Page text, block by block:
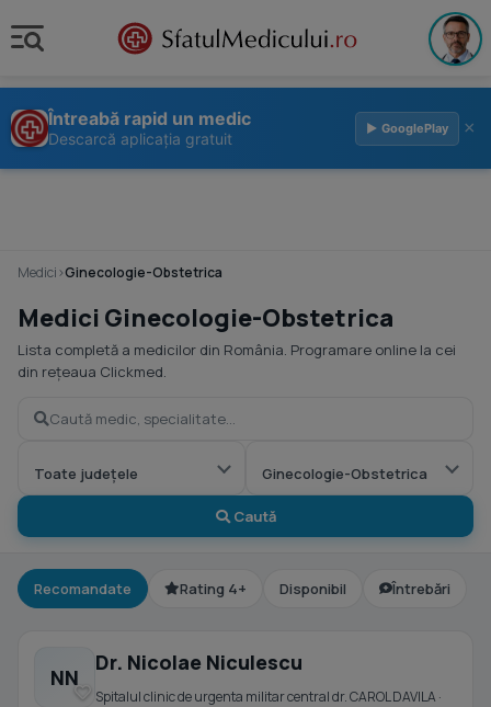
Întreabă rapid un medic
Descarcă aplicația gratuit
▶ GooglePlay ×
Medici›Ginecologie-Obstetrica
Medici Ginecologie-Obstetrica
Lista completă a medicilor din România. Programare online la cei
din rețeaua Clickmed.
Caută
Recomandate Rating 4+ Disponibil Întrebări
NN
Dr. Nicolae Niculescu
Spitalul clinic de urgenta militar central dr. CAROL DAVILA ·